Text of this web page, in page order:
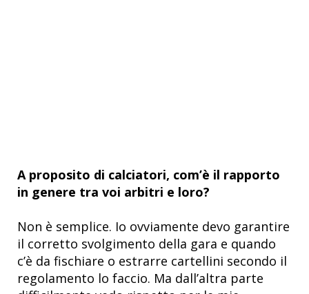
A proposito di calciatori, com’è il rapporto
in genere tra voi arbitri e loro?
Non è semplice. Io ovviamente devo garantire
il corretto svolgimento della gara e quando
c’è da fischiare o estrarre cartellini secondo il
regolamento lo faccio. Ma dall’altra parte